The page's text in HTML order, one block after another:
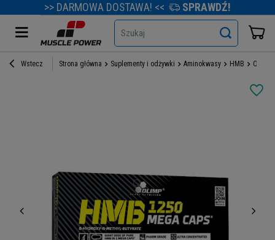
>> DARMOWA DOSTAWA! << SPRAWDŹ!
Szukaj
Wstecz Strona główna Suplementy i odżywki Aminokwasy HMB